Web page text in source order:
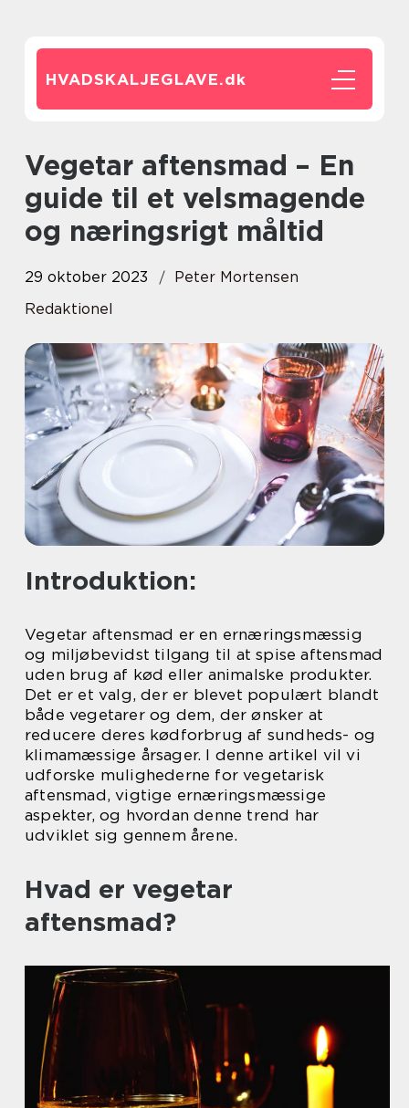
HVADSKALJEGLAVE.dk
Vegetar aftensmad – En
guide til et velsmagende
og næringsrigt måltid
29 oktober 2023
Peter Mortensen
Redaktionel
Introduktion:
Vegetar aftensmad er en ernæringsmæssig
og miljøbevidst tilgang til at spise aftensmad
uden brug af kød eller animalske produkter.
Det er et valg, der er blevet populært blandt
både vegetarer og dem, der ønsker at
reducere deres kødforbrug af sundheds- og
klimamæssige årsager. I denne artikel vil vi
udforske mulighederne for vegetarisk
aftensmad, vigtige ernæringsmæssige
aspekter, og hvordan denne trend har
udviklet sig gennem årene.
Hvad er vegetar
aftensmad?